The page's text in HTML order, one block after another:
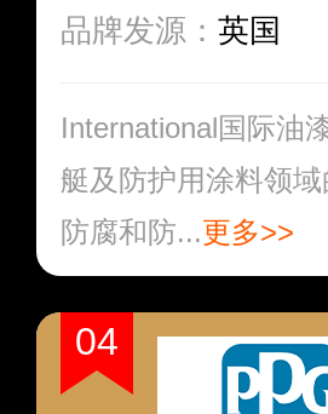
品牌发源： 英国
International国际油
艇及防护用涂料领
防腐和防...更多>>
04